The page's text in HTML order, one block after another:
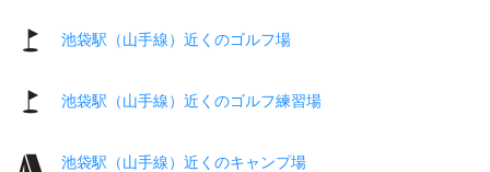
池袋駅（山手線）近くのゴルフ場
池袋駅（山手線）近くのゴルフ練習場
池袋駅（山手線）近くのキャンプ場